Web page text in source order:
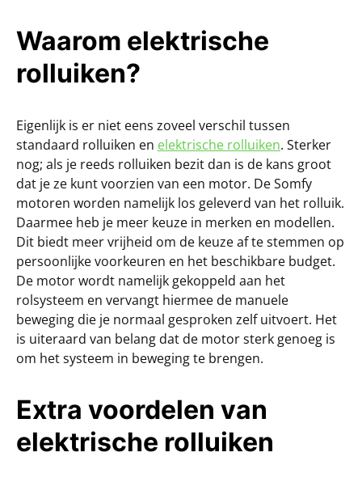
Waarom elektrische
rolluiken?
Eigenlijk is er niet eens zoveel verschil tussen
standaard rolluiken en elektrische rolluiken. Sterker
nog; als je reeds rolluiken bezit dan is de kans groot
dat je ze kunt voorzien van een motor. De Somfy
motoren worden namelijk los geleverd van het rolluik.
Daarmee heb je meer keuze in merken en modellen.
Dit biedt meer vrijheid om de keuze af te stemmen op
persoonlijke voorkeuren en het beschikbare budget.
De motor wordt namelijk gekoppeld aan het
rolsysteem en vervangt hiermee de manuele
beweging die je normaal gesproken zelf uitvoert. Het
is uiteraard van belang dat de motor sterk genoeg is
om het systeem in beweging te brengen.
Extra voordelen van
elektrische rolluiken